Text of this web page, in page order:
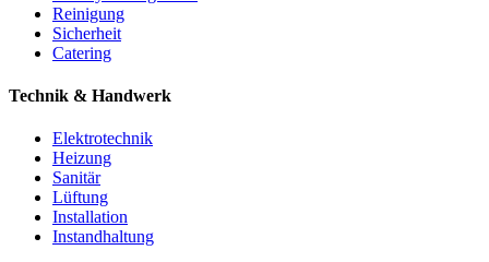
Reinigung
Sicherheit
Catering
Technik & Handwerk
Elektrotechnik
Heizung
Sanitär
Lüftung
Installation
Instandhaltung